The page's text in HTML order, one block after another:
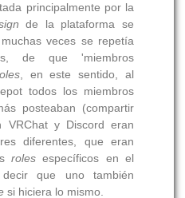
principalmente por la
de la plataforma se
veces se repetía
de que 'miembros
, en este sentido, al
todos los miembros
posteaban (compartir
VRChat y Discord eran
diferentes, que eran
roles específicos en el
que uno también
si hiciera lo mismo.